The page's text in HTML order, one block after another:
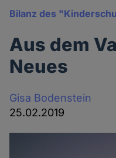
Bilanz des
Aus dem
Neues
Gisa Bodenstein
25.02.2019